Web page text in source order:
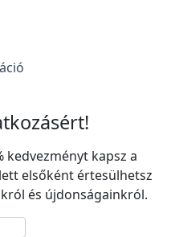
kedvezményt kapsz a
elsőként értesülhetsz
és újdonságainkról.